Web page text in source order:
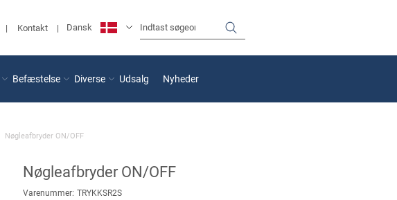
Kontakt Dansk
Befæstelse Diverse Udsalg Nyheder
Nøgleafbryder ON/OFF
Nøgleafbryder ON/OFF
Varenummer: TRYKKSR2S